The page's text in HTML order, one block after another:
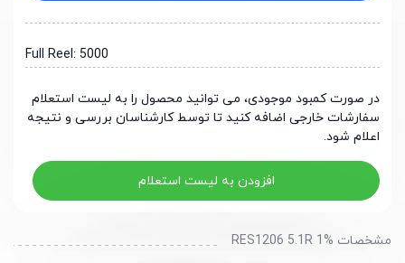
Full Reel: 5000
در صورت کمبود موجودی، می توانید محصول را به لیست استعلام
سفارشات خارجی اضافه کنید تا توسط کارشناسان بررسی و نتیجه
اعلام شود.
افزودن به لیست استعلام
مشخصات RES1206 5.1R 1%